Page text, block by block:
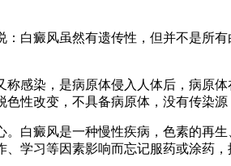
白癜风虽然有遗传性，但并不是所
感染，是病原体侵入人体后，病原
性改变，不具备病原体，没有传染
白癜风是一种慢性疾病，色素的再
学习等因素影响而忘记服药或涂药